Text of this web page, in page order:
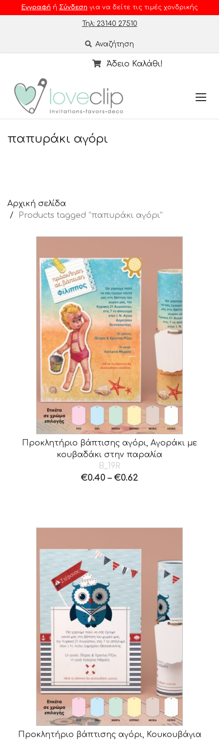
Εγγραφή ή Σύνδεση για να δείτε τις τιμές χονδρικής
Τηλ: 23140 27510
Αναζήτηση
Άδειο Καλάθι!
παπυράκι αγόρι
Αρχική σελίδα
Products tagged “παπυράκι αγόρι”
Προκλητήριο βάπτισης αγόρι, Αγοράκι με
κουβαδάκι στην παραλία
B_19R
€0.40 – €0.62
Προκλητήριο βάπτισης αγόρι, Κουκουβάγια